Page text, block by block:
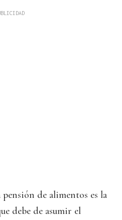
de alimentos es la
debe de asumir el